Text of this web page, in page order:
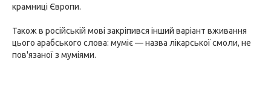
крамниці Європи.
Також в російській мові закріпився інший варіант вживання
цього арабського слова: муміє — назва лікарської смоли, не
пов'язаної з муміями.